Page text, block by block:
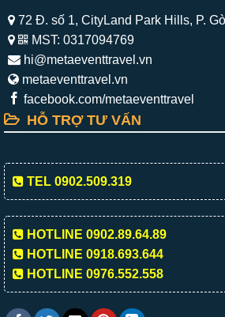
72 Đ. số 1, CityLand Park Hills, P.
MST: 0317094769
hi@metaeventtravel.vn
metaeventtravel.vn
facebook.com/metaeventtravel
HỖ TRỢ TƯ VẤN
TEL 0902.509.319
HOTLINE 0902.89.64.89
HOTLINE 0918.693.644
HOTLINE 0976.552.558